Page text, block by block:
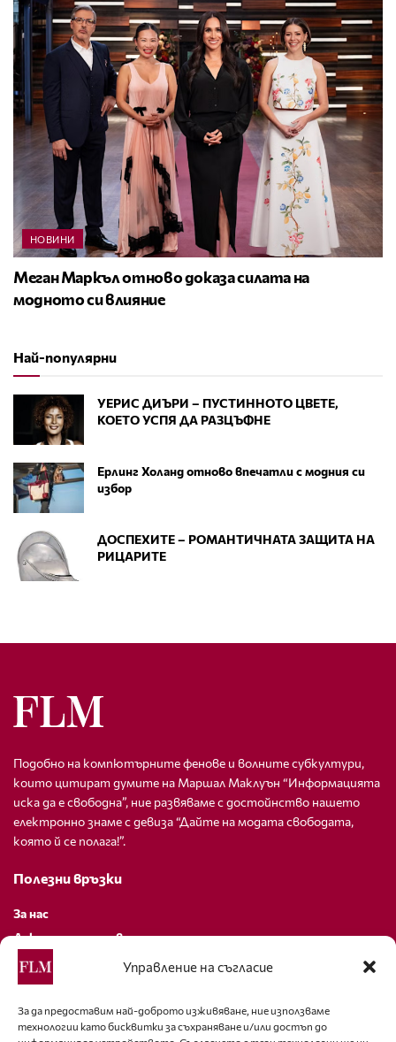
Управление на съгласие
За да предоставим най-доброто изживяване, ние използваме
технологии като бисквитки за съхраняване и/или достъп до
НОВИНИ
Меган Маркъл отново доказа силата на
модното си влияние
Най-популярни
УЕРИС ДИЪРИ – ПУСТИННОТО ЦВЕТЕ,
КОЕТО УСПЯ ДА РАЗЦЪФНЕ
Ерлинг Холанд отново впечатли с модния си
избор
ДОСПЕХИТЕ – РОМАНТИЧНАТА ЗАЩИТА НА
РИЦАРИТЕ
Подобно на компютърните фенове и волните субкултури,
които цитират думите на Маршал Маклуън “Информацията
иска да е свободна”, ние развяваме с достойнство нашето
електронно знаме с девиза “Дайте на модата свободата,
която й се полага!”.
Полезни връзки
За нас
Декларация за поверителност
Политика за бисквитки
За контакти